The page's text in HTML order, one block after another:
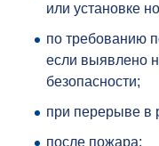
или установке
по требованию
если выявлено
безопасности;
при перерыве в
после пожара;